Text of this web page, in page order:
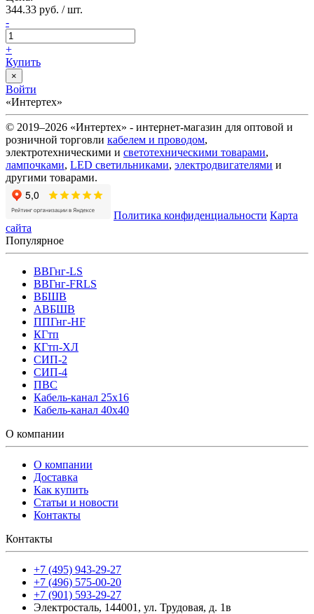
344.33 руб. / шт.
-
+
Купить
×
Войти
«Интертех»
© 2019–2026 «Интертех» - интернет-магазин для оптовой и
розничной торговли кабелем и проводом,
электротехническими и светотехническими товарами,
лампочками, LED светильниками, электродвигателями и
другими товарами.
Политика конфиденциальности Карта
сайта
Популярное
ВВГнг-LS
ВВГнг-FRLS
ВБШВ
АВБШВ
ППГнг-HF
КГтп
КГтп-ХЛ
СИП-2
СИП-4
ПВС
Кабель-канал 25х16
Кабель-канал 40х40
О компании
О компании
Доставка
Как купить
Статьи и новости
Контакты
Контакты
+7 (495) 943-29-27
+7 (496) 575-00-20
+7 (901) 593-29-27
Электросталь, 144001, ул. Трудовая, д. 1в